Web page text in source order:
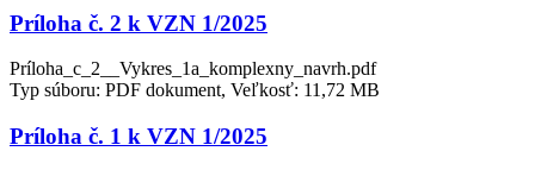
Príloha č. 2 k VZN 1/2025
Príloha_c_2__Vykres_1a_komplexny_navrh.pdf
Typ súboru: PDF dokument, Veľkosť: 11,72 MB
Príloha č. 1 k VZN 1/2025